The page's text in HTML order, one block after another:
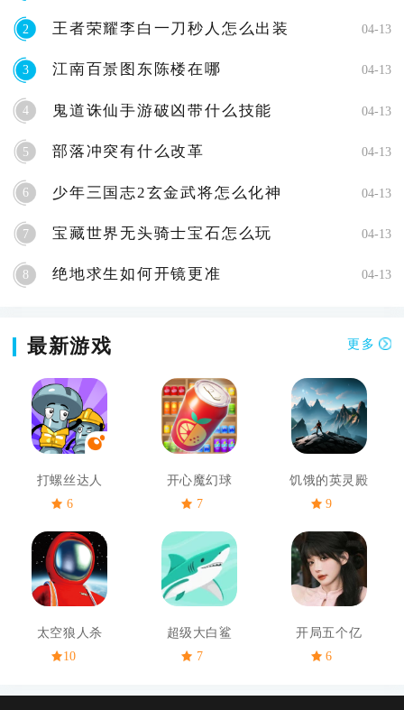
2 王者荣耀李白一刀秒人怎么出装 04-13
3 江南百景图东陈楼在哪 04-13
4 鬼道诛仙手游破凶带什么技能 04-13
5 部落冲突有什么改革 04-13
6 少年三国志2玄金武将怎么化神 04-13
7 宝藏世界无头骑士宝石怎么玩 04-13
8 绝地求生如何开镜更准 04-13
最新游戏 更多
打螺丝达人
6
开心魔幻球
7
饥饿的英灵殿
9
太空狼人杀
10
超级大白鲨
7
开局五个亿
6